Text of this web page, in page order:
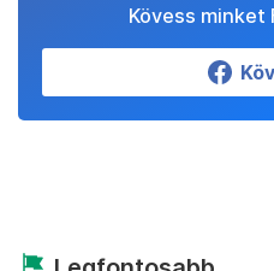
Kövess minket